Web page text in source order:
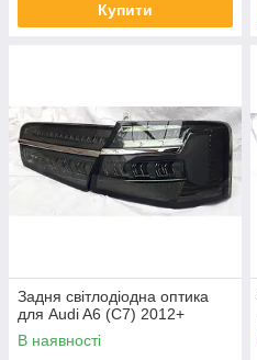
Купити
Задня світлодіодна оптика
для Audi A6 (C7) 2012+
В наявності